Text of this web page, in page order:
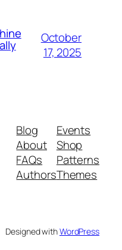
October
17, 2025
Blog
About
FAQs
Authors
Events
Shop
Patterns
Themes
Designed withWordPress